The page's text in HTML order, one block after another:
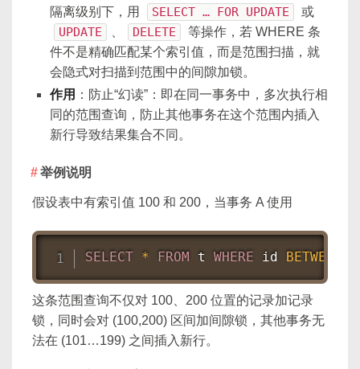
隔离级别下，用
SELECT … FOR UPDATE 或
UPDATE DELETE
等操作，若 WHERE 条
件不是精确匹配某个索引值，而是范围扫描，就
会隐式对扫描到范围中的间隙加锁。
作用 ：防止“幻读”：即在同一事务中，多次执行相
同的范围查询，防止其他事务在这个范围内插入
新行导致结果集合不同。
举例说明
假设表中有索引值 100 和 200，当事务 A 使用
SELECT * FROM t WHERE id BETWEEN
这条范围查询不仅对 100、200 位置的记录加记录
锁，同时会对 (100,200) 区间加间隙锁，其他事务无
法在 (101…199) 之间插入新行。